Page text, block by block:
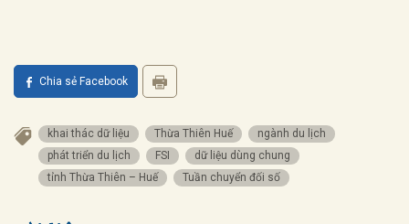
Chia sẻ Facebook
khai thác dữ liệu Thừa Thiên Huế
ngành du lịch
phát triển du lịch
FSI
dữ liệu dùng chung
tỉnh Thừa Thiên – Huế
Tuần chuyển đối số